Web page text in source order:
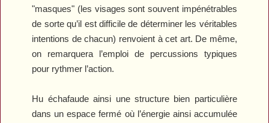
"masques" (les visages sont souvent impénétrables
de sorte qu’il est difficile de déterminer les véritables
intentions de chacun) renvoient à cet art. De même,
on remarquera l’emploi de percussions typiques
pour rythmer l’action.
Hu échafaude ainsi une structure bien particulière
dans un espace fermé où l’énergie ainsi accumulée